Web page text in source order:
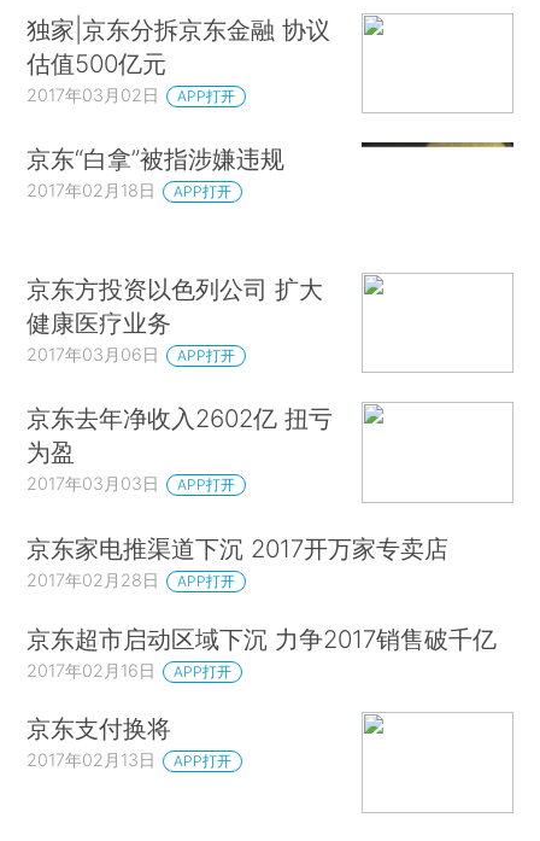
独家|京东分拆京东金融 协议
估值500亿元
2017年03月02日 APP打开
京东“白拿”被指涉嫌违规
2017年02月18日 APP打开
京东方投资以色列公司 扩大
健康医疗业务
2017年03月06日 APP打开
京东去年净收入2602亿 扭亏
为盈
2017年03月03日 APP打开
京东家电推渠道下沉 2017开万家专卖店
2017年02月28日 APP打开
京东超市启动区域下沉 力争2017销售破千亿
2017年02月16日 APP打开
京东支付换将
2017年02月13日 APP打开